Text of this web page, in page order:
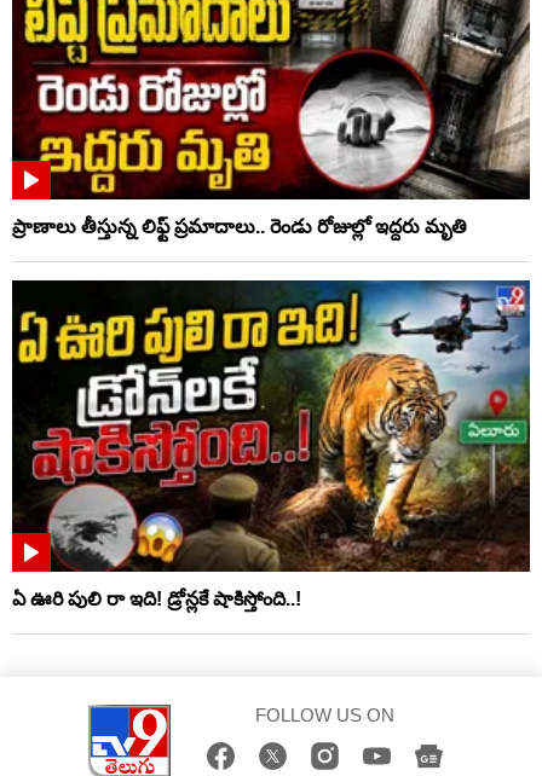
ప్రాణాలు తీస్తున్న లిఫ్ట్‌ ప్రమాదాలు.. రెండు రోజుల్లో ఇద్దరు మృతి
ఏ ఊరి పులి రా ఇది! డ్రోన్లకే షాకిస్తోంది..!
FOLLOW US ON